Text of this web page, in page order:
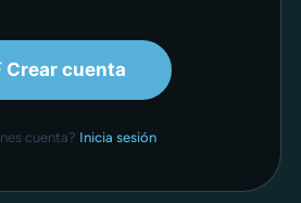
Crear cuenta
cuenta? Inicia sesión